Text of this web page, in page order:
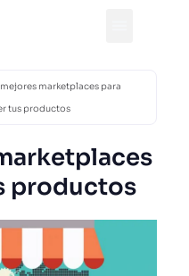
mejores marketplaces para
tus productos
productos